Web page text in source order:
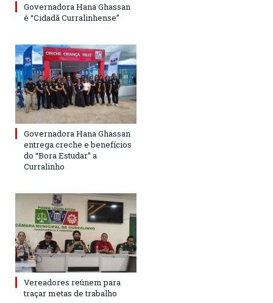
Governadora Hana Ghassan
é “Cidadã Curralinhense”
Governadora Hana Ghassan
entrega creche e benefícios
do “Bora Estudar” a
Curralinho
Vereadores reúnem para
traçar metas de trabalho